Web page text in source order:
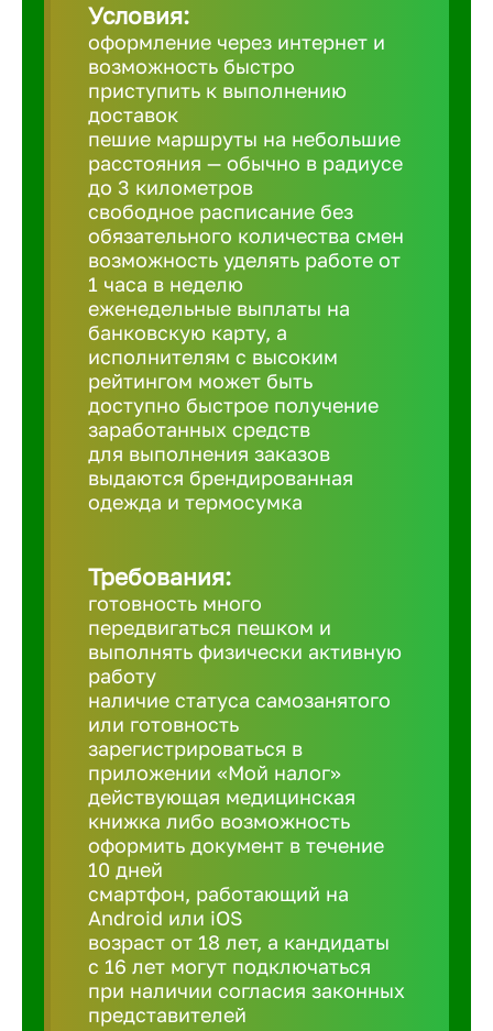
Белгород
Бийск
Условия:
оформление через интернет и
возможность быстро
приступить к выполнению
доставок
пешие маршруты на небольшие
расстояния — обычно в радиусе
до 3 километров
свободное расписание без
обязательного количества смен
возможность уделять работе от
1 часа в неделю
еженедельные выплаты на
банковскую карту, а
исполнителям с высоким
рейтингом может быть
доступно быстрое получение
заработанных средств
для выполнения заказов
выдаются брендированная
одежда и термосумка
Требования:
готовность много
передвигаться пешком и
выполнять физически активную
работу
наличие статуса самозанятого
или готовность
зарегистрироваться в
приложении «Мой налог»
действующая медицинская
книжка либо возможность
оформить документ в течение
10 дней
смартфон, работающий на
Android или iOS
возраст от 18 лет, а кандидаты
с 16 лет могут подключаться
при наличии согласия законных
представителей